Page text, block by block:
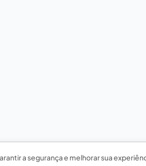
a segurança e melhorar sua